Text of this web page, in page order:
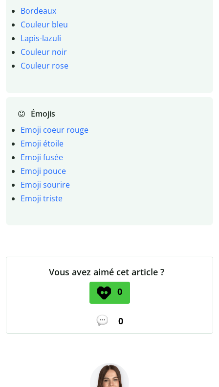
Bordeaux
Couleur bleu
Lapis-lazuli
Couleur noir
Couleur rose
Émojis
Emoji coeur rouge
Emoji étoile
Emoji fusée
Emoji pouce
Emoji sourire
Emoji triste
Vous avez aimé cet article ?
0
0